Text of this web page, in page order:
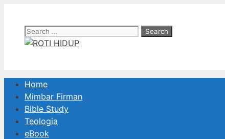
contentSearch
for:
Home
Mimbar Firman
Bible Study
Teologia
eBook